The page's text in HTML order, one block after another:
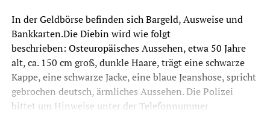
In der Geldbörse befinden sich Bargeld, Ausweise und
Bankkarten.Die Diebin wird wie folgt
beschrieben: Osteuropäisches Aussehen, etwa 50 Jahre
alt, ca. 150 cm groß, dunkle Haare, trägt eine schwarze
Kappe, eine schwarze Jacke, eine blaue Jeanshose, spricht
gebrochen deutsch, ärmliches Aussehen. Die Polizei
bittet um Hinweise unter der Telefonnummer